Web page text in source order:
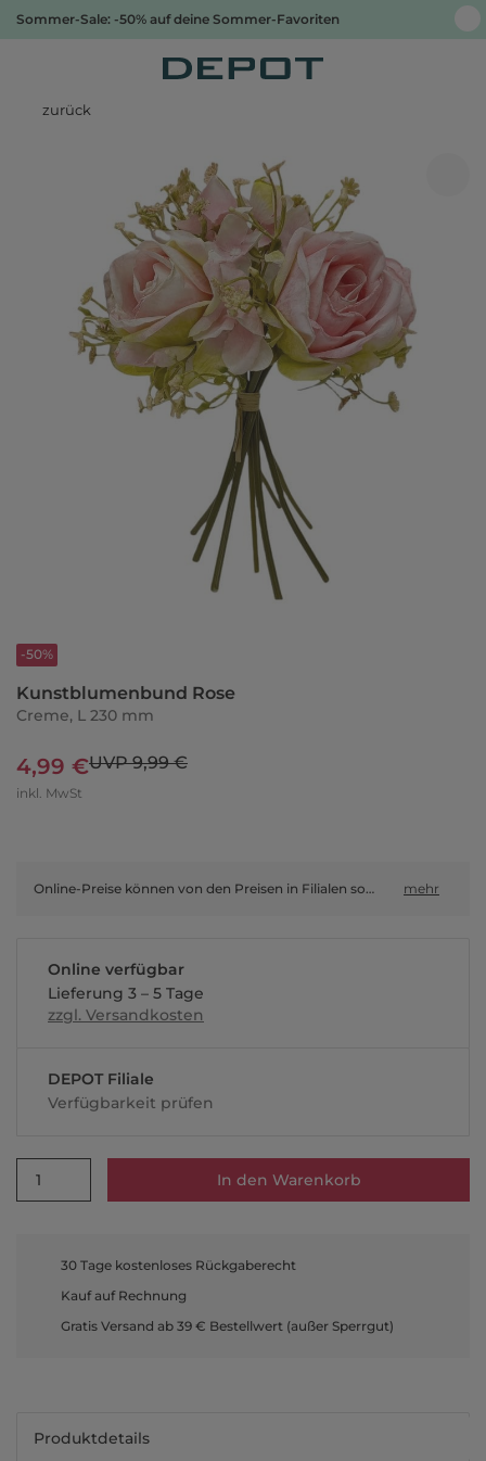
Sommer-Sale: -50% auf deine Sommer-Favoriten
zurück
-50%
Kunstblumenbund Rose
Creme, L 230 mm
4,99 €UVP 9,99 €
inkl. MwSt
Online-Preise können von den Preisen in Filialen sowie Shop-in-Shop-Flächen abweichen. mehr
Online verfügbar
Lieferung 3 – 5 Tage
zzgl. Versandkosten
DEPOT Filiale
Verfügbarkeit prüfen
1 In den Warenkorb
30 Tage kostenloses Rückgaberecht
Kauf auf Rechnung
Gratis Versand ab 39 € Bestellwert (außer Sperrgut)
Produktdetails